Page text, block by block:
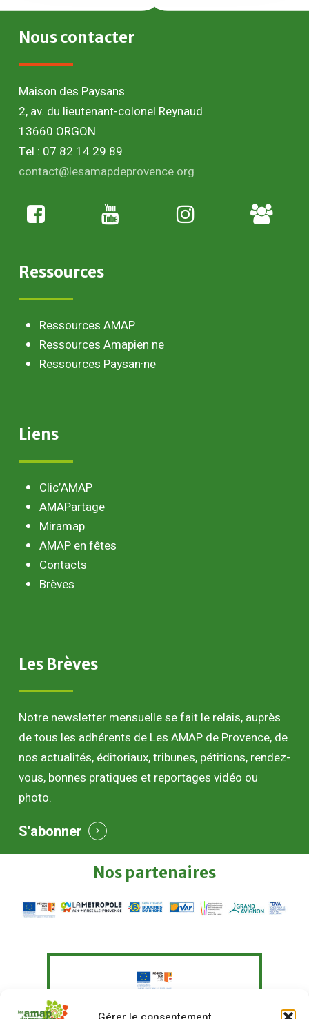
Nouscontacter
Maison des Paysans
2, av. du lieutenant-colonel Reynaud
13660 ORGON
Tel : 07 82 14 29 89
contact@lesamapdeprovence.org
Adhésion
paysan
Ressources
Ressources AMAP
Ressources Amapien·ne
Ressources Paysan·ne
Liens
Clic’AMAP
AMAPartage
Miramap
AMAP en fêtes
Contacts
Brèves
Les Brèves
Notre newsletter mensuelle se fait le relais, auprès
de tous les adhérents de Les AMAP de Provence, de
nos actualités, éditoriaux, tribunes, pétitions, rendez-
vous, bonnes pratiques et reportages vidéo ou
photo.
S'abonner
Nos partenaires
Le Fonds Européen Agricole pour le